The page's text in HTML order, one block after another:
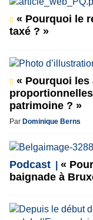
« Pourquoi le
taxé ? »
« Pourquoi les
patrimoine ? »
Par Dominique Berns
Podcast
«
baignade à